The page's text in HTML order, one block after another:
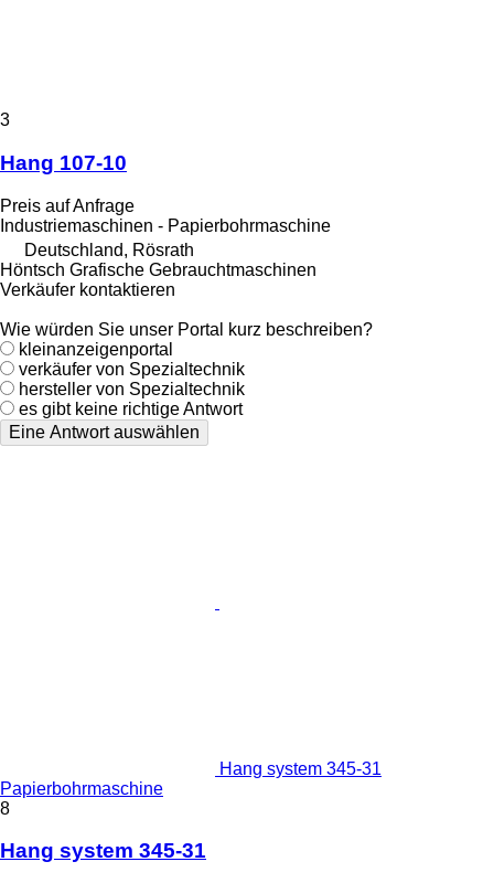
3
Hang 107-10
Preis auf Anfrage
Industriemaschinen - Papierbohrmaschine
Deutschland, Rösrath
Höntsch Grafische Gebrauchtmaschinen
Verkäufer kontaktieren
Wie würden Sie unser Portal kurz beschreiben?
kleinanzeigenportal
verkäufer von Spezialtechnik
hersteller von Spezialtechnik
es gibt keine richtige Antwort
Eine Antwort auswählen
Hang system 345-31
Papierbohrmaschine
8
Hang system 345-31